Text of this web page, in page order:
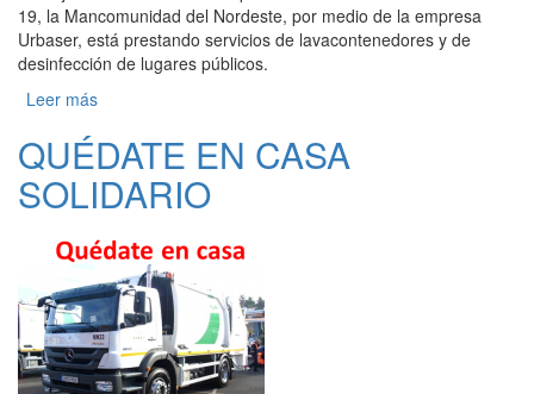
19, la Mancomunidad del Nordeste, por medio de la empresa
Urbaser, está prestando servicios de lavacontenedores y de
desinfección de lugares públicos.
Leer más
QUÉDATE EN CASA
SOLIDARIO